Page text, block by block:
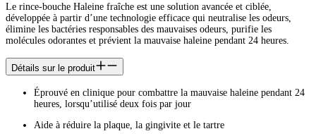
Le rince-bouche Haleine fraîche est une solution avancée et ciblée,
développée à partir d’une technologie efficace qui neutralise les odeurs,
élimine les bactéries responsables des mauvaises odeurs, purifie les
molécules odorantes et prévient la mauvaise haleine pendant 24 heures.
Détails sur le produit
Éprouvé en clinique pour combattre la mauvaise haleine pendant 24
heures, lorsqu’utilisé deux fois par jour
Aide à réduire la plaque, la gingivite et le tartre